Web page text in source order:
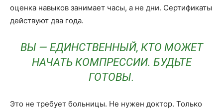
оценка навыков занимает часы, а не дни. Сертификаты
действуют два года.
ВЫ — ЕДИНСТВЕННЫЙ, КТО МОЖЕТ
НАЧАТЬ КОМПРЕССИИ. БУДЬТЕ
ГОТОВЫ.
Это не требует больницы. Не нужен доктор. Только